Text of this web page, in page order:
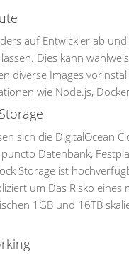
auf Entwickler ab
Dies kann
diverse Images
wie Node.js,
sich die DigitalOcean
Datenbank,
Storage ist
um Das Risko
1GB und 16TB